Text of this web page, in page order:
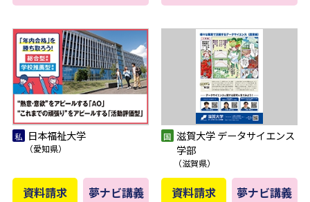
日本福祉大学
（愛知県）
資料請求 夢ナビ講義
滋賀大学 データサイエンス
学部
（滋賀県）
資料請求 夢ナビ講義